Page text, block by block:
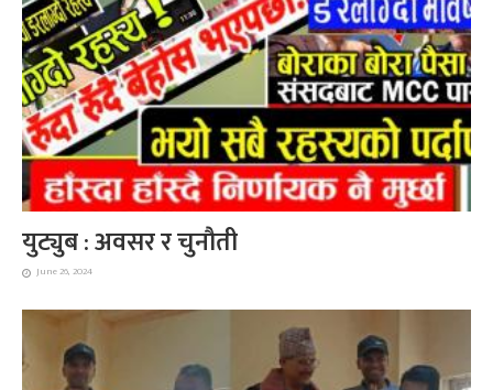
युट्युब : अवसर र चुनौती
June 26, 2024